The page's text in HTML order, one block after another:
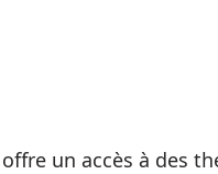
un accès à des